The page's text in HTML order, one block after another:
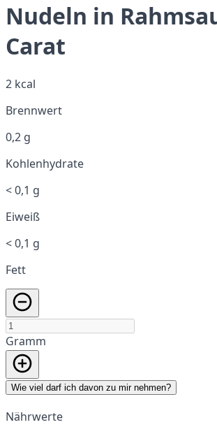
Nudeln in
Carat
2 kcal
Brennwert
0,2 g
Kohlenhydrate
< 0,1 g
Eiweiß
< 0,1 g
Fett
Gramm
Wie viel darf ich davon zu mir nehmen?
Nährwerte